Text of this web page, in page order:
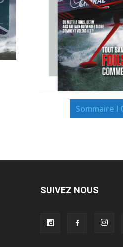
Sommaire I
SUIVEZ NOUS